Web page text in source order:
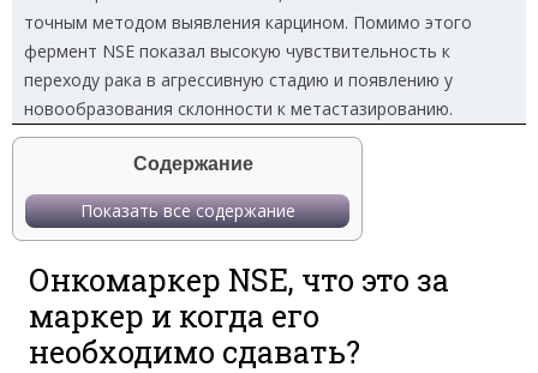
точным методом выявления карцином. Помимо этого
фермент NSE показал высокую чувствительность к
переходу рака в агрессивную стадию и появлению у
новообразования склонности к метастазированию.
Содержание
Показать все содержание
Онкомаркер NSE, что это за
маркер и когда его
необходимо сдавать?